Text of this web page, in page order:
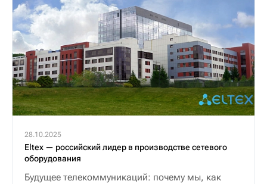
28.10.2025
Eltex — российский лидер в производстве сетевого
оборудования
Будущее телекоммуникаций: почему мы, как